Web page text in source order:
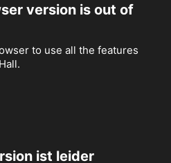
version is out of
to use all the features
ist leider